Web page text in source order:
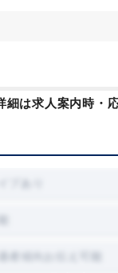
細は求人案内時・